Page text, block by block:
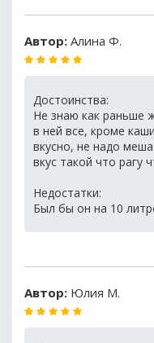
Автор: Алина Ф.
Достоинства:
Не знаю как раньше
в ней все, кроме
вкусно, не надо
вкус такой что рагу
Недостатки:
Был бы он на 10
Автор: Юлия М.